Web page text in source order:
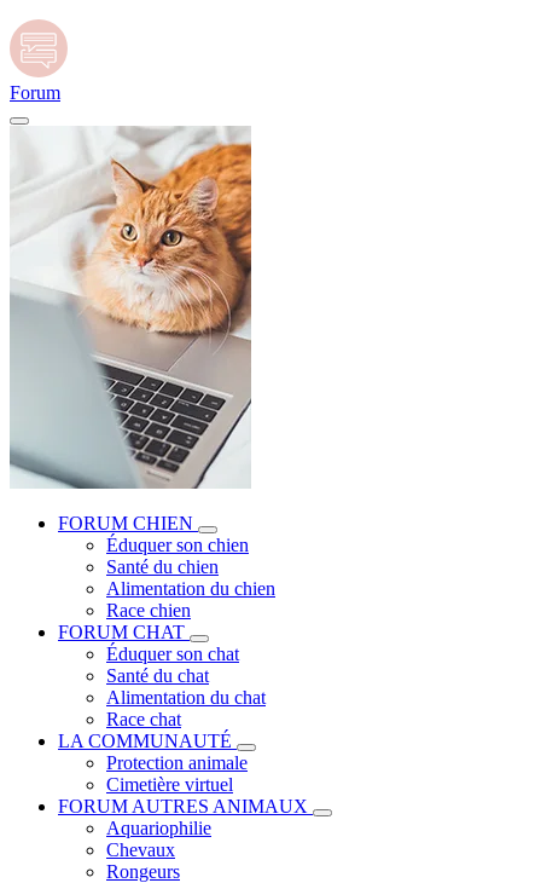
Forum
FORUM CHIEN
Éduquer son chien
Santé du chien
Alimentation du chien
Race chien
FORUM CHAT
Éduquer son chat
Santé du chat
Alimentation du chat
Race chat
LA COMMUNAUTÉ
Protection animale
Cimetière virtuel
FORUM AUTRES ANIMAUX
Aquariophilie
Chevaux
Rongeurs